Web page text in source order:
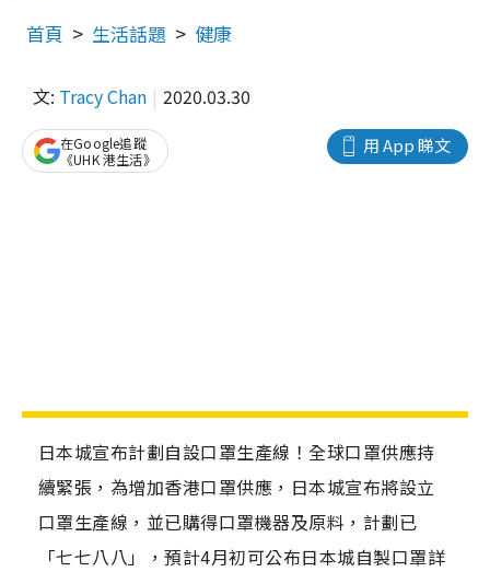
首頁 生活話題 健康
文: Tracy Chan 2020.03.30
用 App 睇文
在Google追蹤
《UHK 港生活》
日本城宣布計劃自設口罩生產線！全球口罩供應持
續緊張，為增加香港口罩供應，日本城宣布將設立
口罩生產線，並已購得口罩機器及原料，計劃已
「七七八八」，預計4月初可公布日本城自製口罩詳